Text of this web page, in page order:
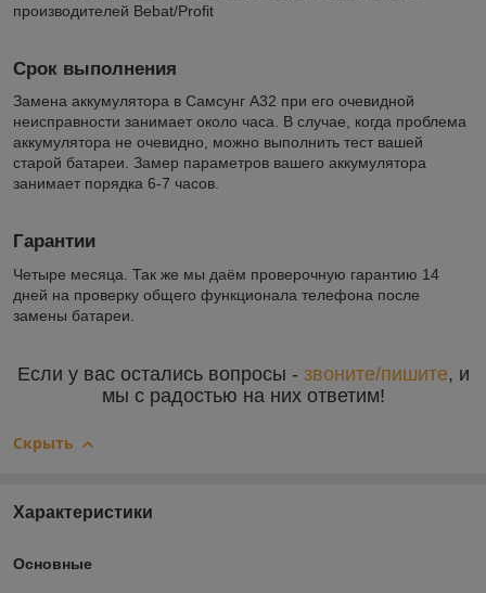
производителей Bebat/Profit
Срок выполнения
Замена аккумулятора в Самсунг А32 при его очевидной
неисправности занимает около часа. В случае, когда проблема
аккумулятора не очевидно, можно выполнить тест вашей
старой батареи. Замер параметров вашего аккумулятора
занимает порядка 6-7 часов.
Гарантии
Четыре месяца. Так же мы даём проверочную гарантию 14
дней на проверку общего функционала телефона после
замены батареи.
Если у вас остались вопросы - звоните/пишите, и
мы с радостью на них ответим!
Скрыть
Характеристики
Основные